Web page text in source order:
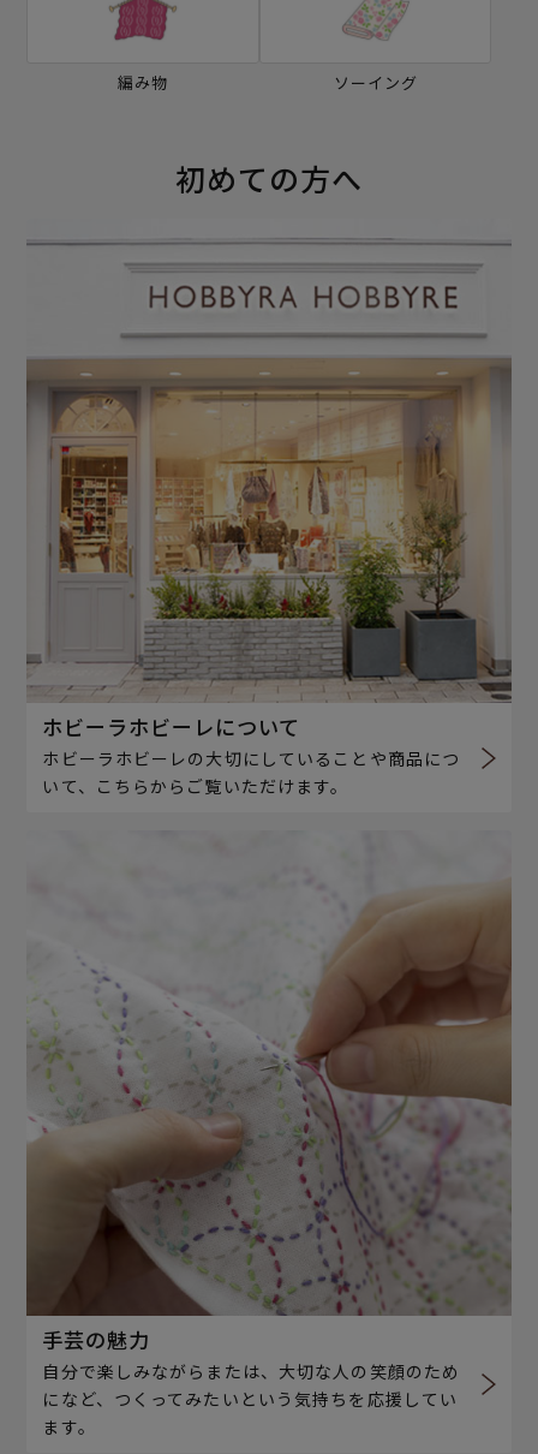
編み物 ソーイング
初めての方へ
ホビーラホビーレについて
ホビーラホビーレの大切にしていることや商品につ
いて、こちらからご覧いただけます。
手芸の魅力
自分で楽しみながらまたは、大切な人の笑顔のため
になど、つくってみたいという気持ちを応援してい
ます。